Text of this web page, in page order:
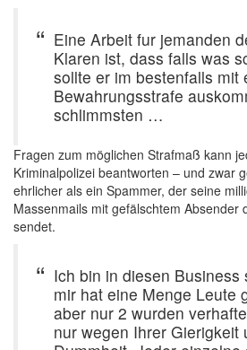
Eine Arbeit fur jemanden
Klaren ist, dass falls was
sollte er im bestenfalls mit
Bewahrungsstrafe
schlimmsten …
Fragen zum möglichen Strafmaß kann
Kriminalpolizei beantworten – und zwar
ehrlicher als ein Spammer, der seine
Massenmails mit gefälschtem Absender
sendet.
Ich bin in diesen Business
mir hat eine Menge Leute
aber nur 2 wurden
nur wegen Ihrer Gierigkeit